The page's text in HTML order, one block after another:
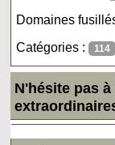
Domaines
Catégories : 114
N'hésite pas